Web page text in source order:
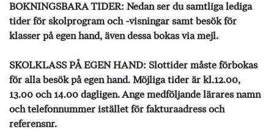
BOKNINGSBARA TIDER: Nedan ser du samtliga lediga
tider för skolprogram och -visningar samt besök för
klasser på egen hand, även dessa bokas via mejl.
SKOLKLASS PÅ EGEN HAND: Slottider måste förbokas
för alla besök på egen hand. Möjliga tider är kl.12.00,
13.00 och 14.00 dagligen. Ange medföljande lärares namn
och telefonnummer istället för fakturaadress och
referensnr.